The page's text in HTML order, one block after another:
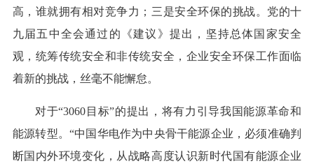
高，谁就拥有相对竞争力；三是安全环保的挑战。党的十
九届五中全会通过的《建议》提出，坚持总体国家安全
观，统筹传统安全和非传统安全，企业安全环保工作面临
着新的挑战，丝毫不能懈怠。
对于“3060目标”的提出，将有力引导我国能源革命和
能源转型。“中国华电作为中央骨干能源企业，必须准确判
断国内外环境变化，从战略高度认识新时代国有能源企业